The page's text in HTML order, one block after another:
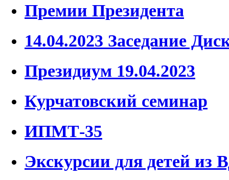
Премии Президента
14.04.2023 Заседание
Президиум 19.04.2023
Курчатовский семинар
ИПМТ-35
Экскурсии для детей из